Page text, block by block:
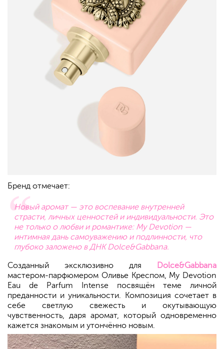
Бренд отмечает:
Новый аромат — это воспевание внутренней
страсти, личных ценностей и индивидуальности. Это
не только о любви и романтике: My Devotion —
интимная дань самоуважению и подлинности, что
глубоко заложено в ДНК Dolce&Gabbana.
Созданный эксклюзивно для
Dolce&Gabbana
мастером-парфюмером Оливье Креспом, My Devotion
Eau de Parfum Intense посвящён теме личной
преданности и уникальности. Композиция сочетает в
себе светлую свежесть и окутывающую
чувственность, даря аромат, который одновременно
кажется знакомым и утончённо новым.